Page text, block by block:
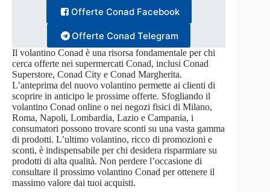
Offerte Conad Facebook
Offerte Conad Telegram
Il volantino Conad è una risorsa fondamentale per chi
cerca offerte nei supermercati Conad, inclusi Conad
Superstore, Conad City e Conad Margherita.
L’anteprima del nuovo volantino permette ai clienti di
scoprire in anticipo le prossime offerte. Sfogliando il
volantino Conad online o nei negozi fisici di Milano,
Roma, Napoli, Lombardia, Lazio e Campania, i
consumatori possono trovare sconti su una vasta gamma
di prodotti. L’ultimo volantino, ricco di promozioni e
sconti, è indispensabile per chi desidera risparmiare su
prodotti di alta qualità. Non perdere l’occasione di
consultare il prossimo volantino Conad per ottenere il
massimo valore dai tuoi acquisti.